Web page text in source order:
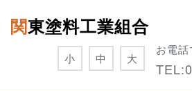
関東塗料工業組合
お電
TEL:
小 中 大